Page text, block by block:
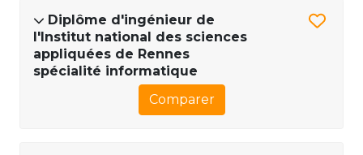
Diplôme d'ingénieur de
l'Institut national des sciences
appliquées de Rennes
spécialité informatique
Comparer